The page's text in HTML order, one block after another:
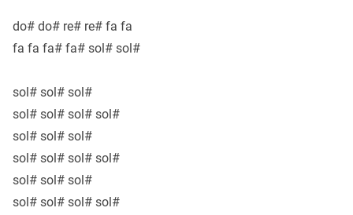
do# do# re# re# fa fa
fa fa fa# fa# sol# sol#
sol# sol# sol#
sol# sol# sol# sol#
sol# sol# sol#
sol# sol# sol# sol#
sol# sol# sol#
sol# sol# sol# sol#